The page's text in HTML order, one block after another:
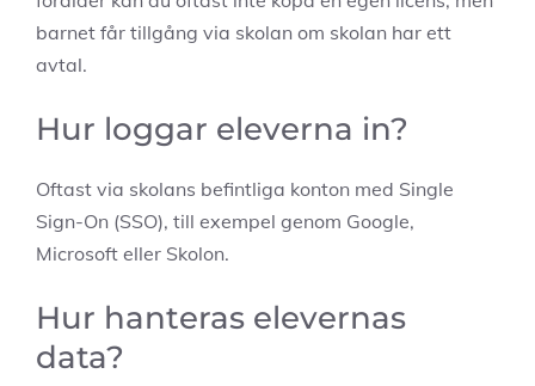
barnet får tillgång via skolan om skolan har ett
avtal.
Hur loggar eleverna in?
Oftast via skolans befintliga konton med Single
Sign-On (SSO), till exempel genom Google,
Microsoft eller Skolon.
Hur hanteras elevernas
data?